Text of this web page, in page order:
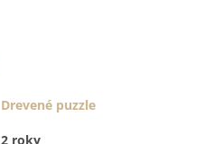
Drevené puzzle
2 roky